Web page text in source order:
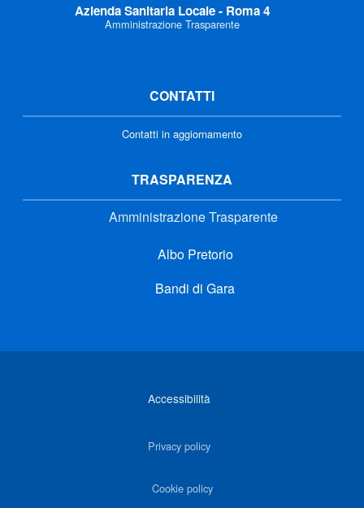
Azienda Sanitaria Locale - Roma 4
Amministrazione Trasparente
CONTATTI
Contatti in aggiornamento
TRASPARENZA
Amministrazione Trasparente
Albo Pretorio
Bandi di Gara
Accessibilità
Privacy policy
Cookie policy